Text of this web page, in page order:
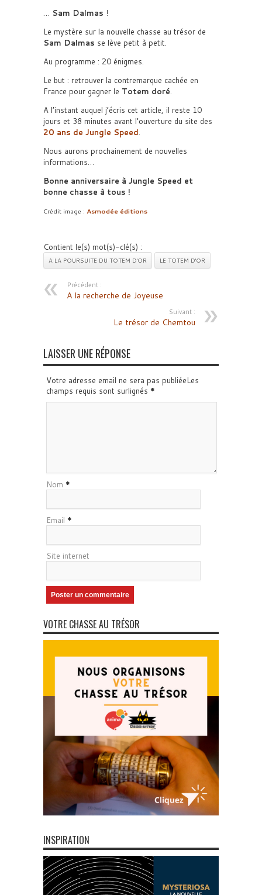
… Sam Dalmas !
Le mystère sur la nouvelle chasse au trésor de
Sam Dalmas se lève petit à petit.
Au programme : 20 énigmes.
Le but : retrouver la contremarque cachée en
France pour gagner le Totem doré.
A l’instant auquel j’écris cet article, il reste 10
jours et 38 minutes avant l’ouverture du site des
20 ans de Jungle Speed.
Nous aurons prochainement de nouvelles
informations…
Bonne anniversaire à Jungle Speed et
bonne chasse à tous !
Crédit image : Asmodée éditions
Contient le(s) mot(s)-clé(s) :
A LA POURSUITE DU TOTEM D'OR LE TOTEM D'OR
Précédent :
A la recherche de Joyeuse
Suivant :
Le trésor de Chemtou
LAISSER UNE RÉPONSE
Votre adresse email ne sera pas publiéeLes
champs requis sont surlignés *
Nom *
Email *
Site internet
VOTRE CHASSE AU TRÉSOR
INSPIRATION